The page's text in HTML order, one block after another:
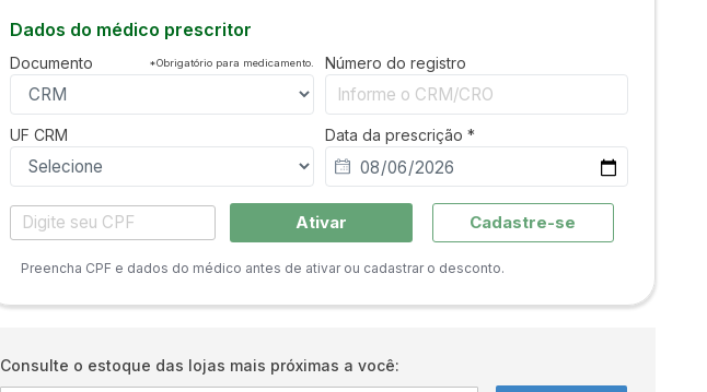
Dados do médico prescritor
Documento *Obrigatório para medicamento. Número do registro
UF CRM Data da prescrição *
Ativar Cadastre-se
Preencha CPF e dados do médico antes de ativar ou cadastrar o desconto.
Consulte o estoque das lojas mais próximas a você: